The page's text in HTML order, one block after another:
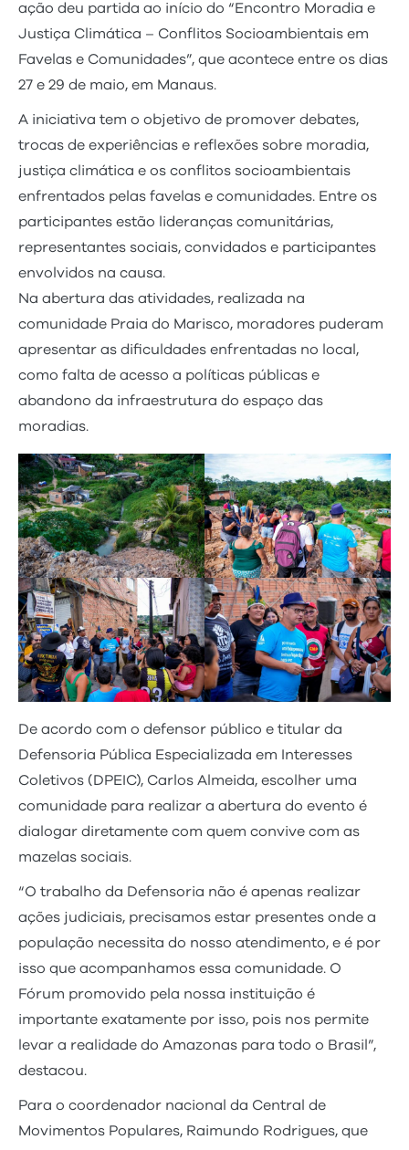
ação deu partida ao início do “Encontro Moradia e
Justiça Climática – Conflitos Socioambientais em
Favelas e Comunidades”, que acontece entre os dias
27 e 29 de maio, em Manaus.
A iniciativa tem o objetivo de promover debates,
trocas de experiências e reflexões sobre moradia,
justiça climática e os conflitos socioambientais
enfrentados pelas favelas e comunidades. Entre os
participantes estão lideranças comunitárias,
representantes sociais, convidados e participantes
envolvidos na causa.
Na abertura das atividades, realizada na
comunidade Praia do Marisco, moradores puderam
apresentar as dificuldades enfrentadas no local,
como falta de acesso a políticas públicas e
abandono da infraestrutura do espaço das
moradias.
De acordo com o defensor público e titular da
Defensoria Pública Especializada em Interesses
Coletivos (DPEIC), Carlos Almeida, escolher uma
comunidade para realizar a abertura do evento é
dialogar diretamente com quem convive com as
mazelas sociais.
“O trabalho da Defensoria não é apenas realizar
ações judiciais, precisamos estar presentes onde a
população necessita do nosso atendimento, e é por
isso que acompanhamos essa comunidade. O
Fórum promovido pela nossa instituição é
importante exatamente por isso, pois nos permite
levar a realidade do Amazonas para todo o Brasil”,
destacou.
Para o coordenador nacional da Central de
Movimentos Populares, Raimundo Rodrigues, que